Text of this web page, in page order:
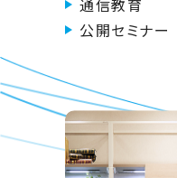
公開セミナー